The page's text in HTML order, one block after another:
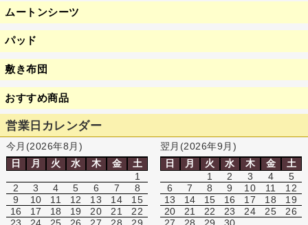
ムートンシーツ
パッド
敷き布団
おすすめ商品
営業日カレンダー
今月(2026年8月)
日
月 火 水 木 金
土
1
2
3 4 5 6 7
8
9
10 11 12 13 14
15
16
17 18 19 20 21
22
翌月(2026年9月)
日
月 火 水 木 金
土
1
2 3 4
5
6
7 8 9 10 11
12
13
14 15 16 17 18
19
20
21 22 23 24 25
26